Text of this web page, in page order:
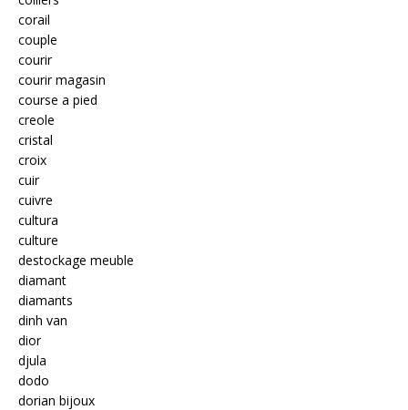
corail
couple
courir
courir magasin
course a pied
creole
cristal
croix
cuir
cuivre
cultura
culture
destockage meuble
diamant
diamants
dinh van
dior
djula
dodo
dorian bijoux